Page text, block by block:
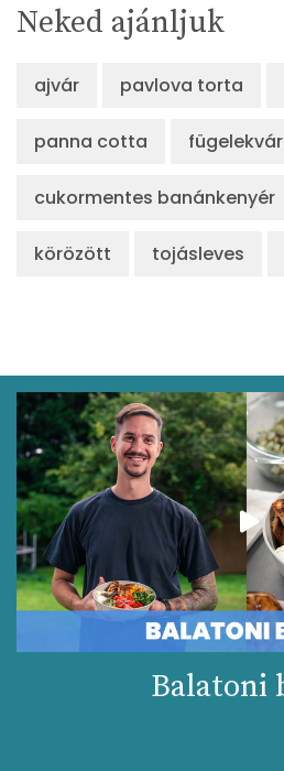
Neked ajánljuk
ajvár pavlova torta
panna cotta fügelekvár
cukormentes banánkenyér
körözött tojásleves
Balatoni